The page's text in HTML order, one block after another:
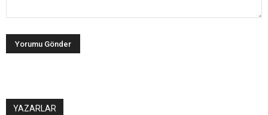
YAZARLAR